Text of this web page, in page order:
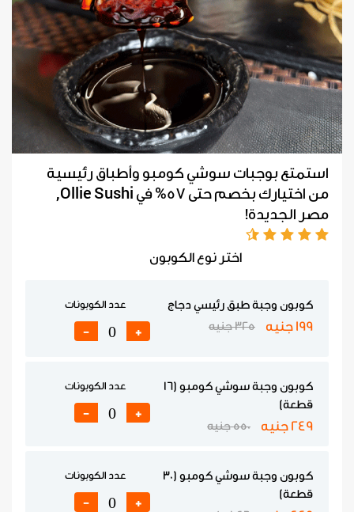
استمتع بوجبات سوشي كومبو وأطباق رئيسية
من اختيارك بخصم حتى 57% في Ollie Sushi,
مصر الجديدة!
اختر نوع الكوبون
كوبون وجبة طبق رئيسي دجاج
199 جنيه 325 جنيه
عدد الكوبونات
+
-
كوبون وجبة سوشي كومبو (16
قطعة)
249 جنيه 550 جنيه
عدد الكوبونات
+
-
كوبون وجبة سوشي كومبو (30
قطعة)
عدد الكوبونات
+
-